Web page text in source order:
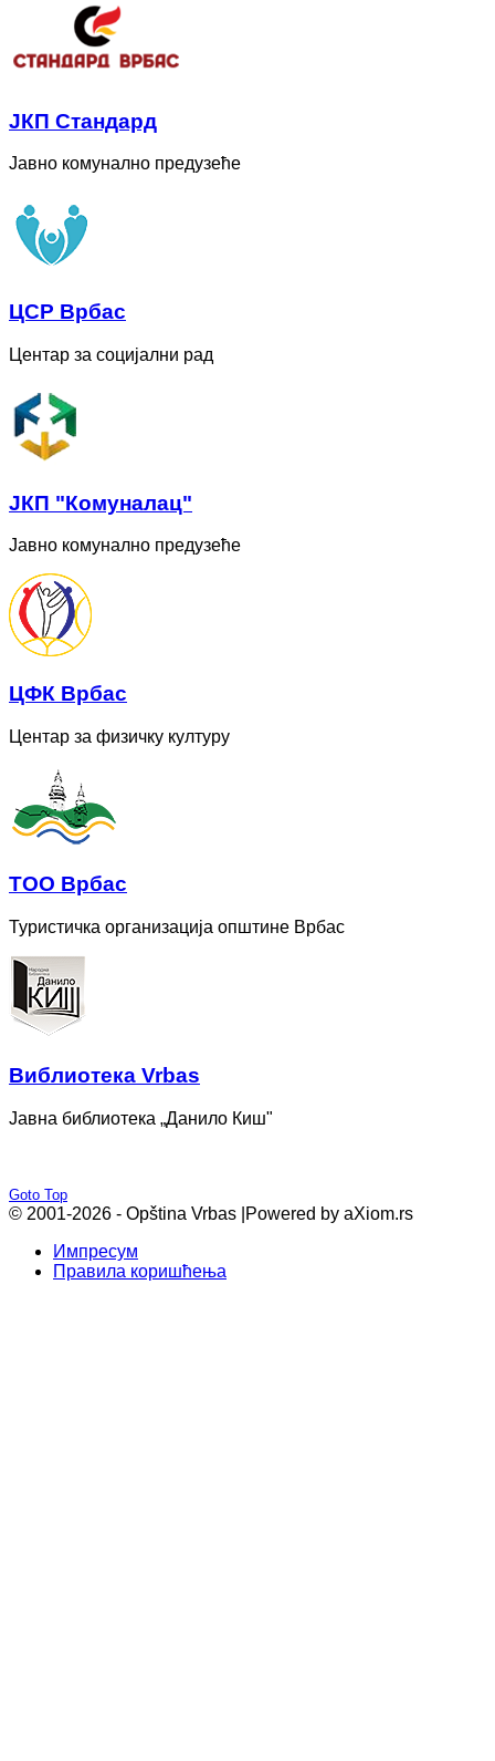
ЈКП Стандард
Јавно комунално предузеће
ЦСР Врбас
Центар за социјални рад
ЈКП "Комуналац"
Јавно комунално предузеће
ЦФК Врбас
Центар за физичку културу
ТОО Врбас
Туристичка организација општине Врбас
Bиблиотека Vrbas
Јавна библиотека „Данило Киш"
Goto Top
© 2001-2026 - Opština Vrbas | Powered by aXiom.rs
Импресум
Правила коришћења